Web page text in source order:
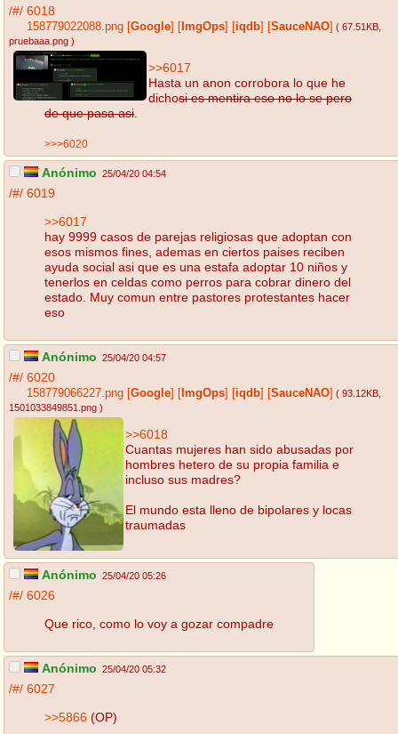
/#/ 6018
158779022088.png [Google] [ ImgOps] [iqdb] [SauceNAO] ( 67.51KB
pruebaaa.png )
>>6017
Hasta un anon corrobora lo que he
dichosi es mentira eso no lo se pero
de que pasa asi
>>>6020
Anónimo 25/04/20 04:54
/#/ 6019
>>6017
hay 9999 casos de parejas religiosas que adoptan con
esos mismos fines, ademas en ciertos paises reciben
ayuda social asi que es una estafa adoptar 10 niños y
tenerlos en celdas como perros para cobrar dinero del
estado. Muy comun entre pastores protestantes hacer
eso
Anónimo 25/04/20 04:57
/#/ 6020
158779066227.png [Google] [ ImgOps] [iqdb] [SauceNAO] ( 93.12KB
1501033849851.png )
>>6018
Cuantas mujeres han sido abusadas por
hombres hetero de su propia familia e
incluso sus madres?
El mundo esta lleno de bipolares y locas
traumadas
Anónimo 25/04/20 05:26
/#/ 6026
Que rico, como lo voy a gozar compadre
Anónimo 25/04/20 05:32
/#/ 6027
>>5866 (OP)